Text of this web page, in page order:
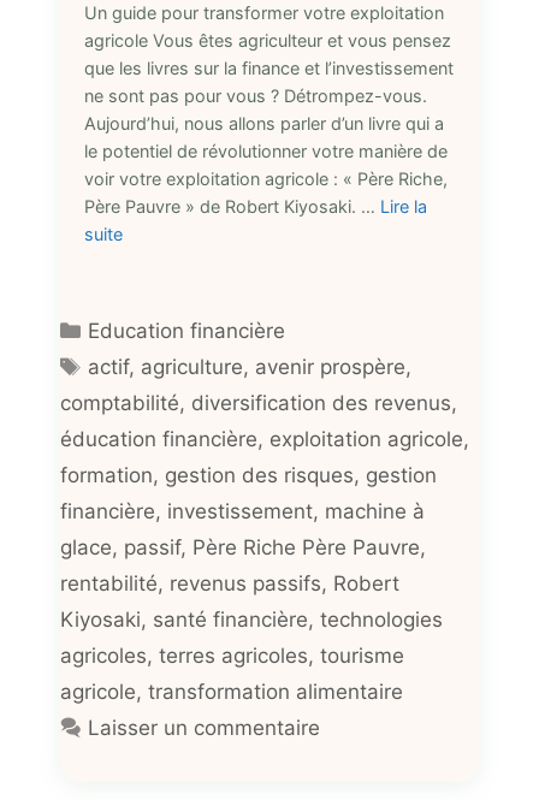
Un guide pour transformer votre exploitation
agricole Vous êtes agriculteur et vous pensez
que les livres sur la finance et l’investissement
ne sont pas pour vous ? Détrompez-vous.
Aujourd’hui, nous allons parler d’un livre qui a
le potentiel de révolutionner votre manière de
voir votre exploitation agricole : « Père Riche,
Père Pauvre » de Robert Kiyosaki. … Lire la
suite
Catégories
Education financière
Étiquettes
actif, agriculture, avenir prospère,
comptabilité, diversification des revenus,
éducation financière, exploitation agricole,
formation, gestion des risques, gestion
financière, investissement, machine à
glace, passif, Père Riche Père Pauvre,
rentabilité, revenus passifs, Robert
Kiyosaki, santé financière, technologies
agricoles, terres agricoles, tourisme
agricole, transformation alimentaire
Laisser un commentaire